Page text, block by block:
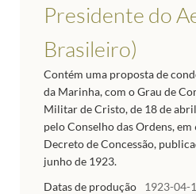
Presidente do
Brasileiro)
Contém uma proposta de
da Marinha, com o Grau de
Militar de Cristo, de 18 de
pelo Conselho das Ordens,
Decreto de Concessão,
junho de 1923.
Datas de produção
1923-04-